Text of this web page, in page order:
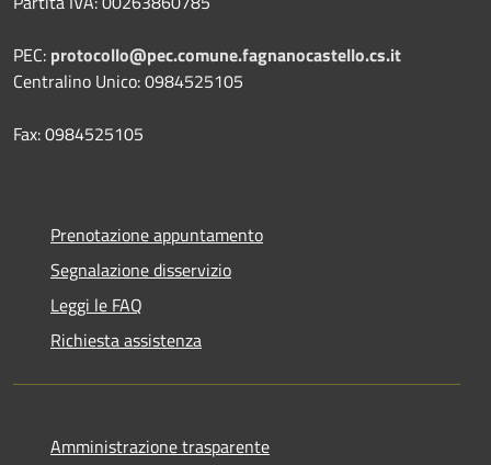
PEC: protocollo@pec.comune.fagnanocastello.cs.it
Centralino Unico: 0984525105
Fax: 0984525105
Prenotazione appuntamento
Segnalazione disservizio
Leggi le FAQ
Richiesta assistenza
Amministrazione trasparente